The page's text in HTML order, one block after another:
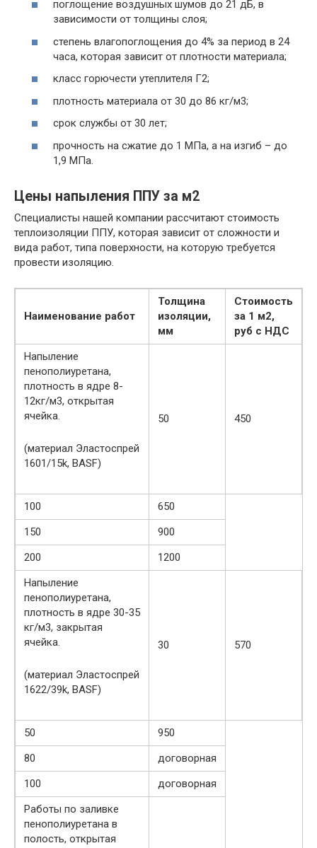
поглощение воздушных шумов до 21 дБ, в
зависимости от толщины слоя;
степень влагопоглощения до 4% за период в 24
часа, которая зависит от плотности материала;
класс горючести утеплителя Г2;
плотность материала от 30 до 86 кг/м3;
срок службы от 30 лет;
прочность на сжатие до 1 МПа, а на изгиб – до
1,9 МПа.
Цены напыления ППУ за м2
Специалисты нашей компании рассчитают стоимость
теплоизоляции ППУ, которая зависит от сложности и
вида работ, типа поверхности, на которую требуется
провести изоляцию.
Наименование работ
Толщина
изоляции,
мм
Стоимость
за 1 м2,
руб с НДС
Напыление
пенополиуретана,
плотность в ядре 8-
12кг/м3, открытая
ячейка.
(материал Эластоспрей
1601/15k, BASF)
50 450
100
650
150
900
200
1200
Напыление
пенополиуретана,
плотность в ядре 30-35
кг/м3, закрытая
ячейка.
(материал Эластоспрей
1622/39k, BASF)
30 570
50
950
80
договорная
100
договорная
Работы по заливке
пенополиуретана в
полость, открытая